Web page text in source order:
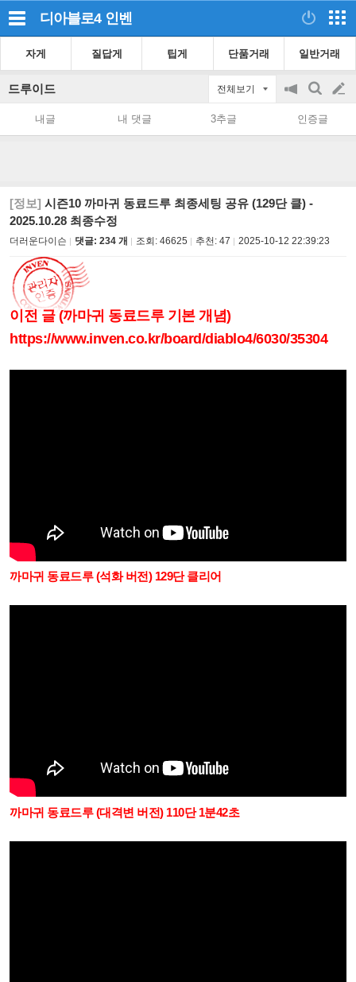
디아블로4 인벤
자게 질답게 팁게 단품거래 일반거래
드루이드 전체보기
공
on/off
검
색
글
쓰
내글 내 댓글 3추글 인증글
[정보] 시즌10 까마귀 동료드루 최종세팅 공유 (129단 클) -
2025.10.28 최종수정
더러운다이슨 댓글: 234 개 조회: 46625 추천: 47 2025-10-12 22:39:23
이전 글 (까마귀 동료드루 기본 개념)
https://www.inven.co.kr/board/diablo4/6030/35304
까마귀 동료드루 (석화 버전) 129단 클리어
까마귀 동료드루 (대격변 버전) 110단 1분42초